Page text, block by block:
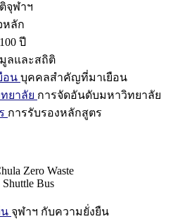
จุฬาฯ
หลัก
ปี
ลและสถิติ
อน บุคคลสำคัญที่มาเยือน
ยาลัย การจัดอันดับมหาวิทยาลัย
การรับรองหลักสูตร
Zero Waste
Bus
จุฬาฯ กับความยั่งยืน